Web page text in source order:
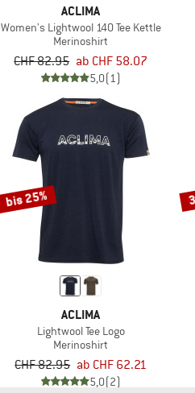
ACLIMA
Women's Lightwool 140 Tee Kettle
Merinoshirt
CHF 82.95 ab CHF 58.07
5,0(1)
bis 25%
ACLIMA
Lightwool Tee Logo
Merinoshirt
CHF 82.95 ab CHF 62.21
5,0(2)